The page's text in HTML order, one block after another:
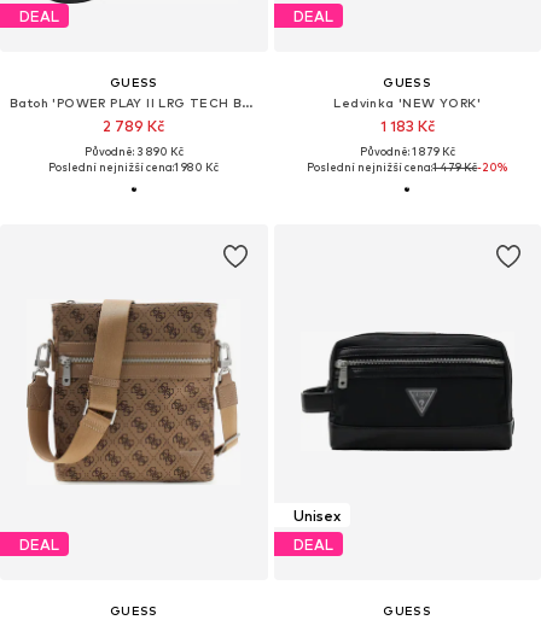
DEAL
GUESS
Batoh 'POWER PLAY II LRG TECH BCKPCK'
2 789 Kč
Původně: 3 890 Kč
Poslední nejnižší cena:1 980 Kč
DEAL
GUESS
Ledvinka 'NEW YORK'
1 183 Kč
Původně: 1 879 Kč
Poslední nejnižší cena:1 479 Kč-20%
DEAL
GUESS
Unisex
DEAL
GUESS